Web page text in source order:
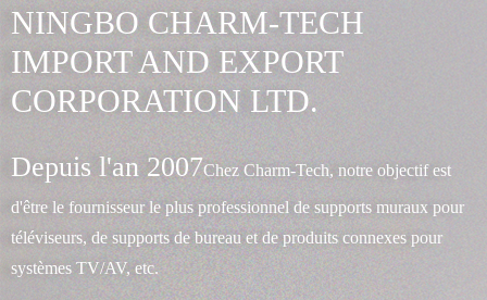
NINGBO CHARM-TECH
IMPORT AND EXPORT
CORPORATION LTD.
Depuis l'an 2007Chez Charm-Tech, notre objectif est
d'être le fournisseur le plus professionnel de supports muraux pour
téléviseurs, de supports de bureau et de produits connexes pour
systèmes TV/AV, etc.